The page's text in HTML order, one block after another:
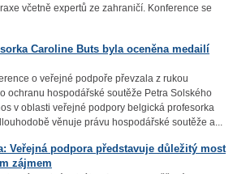
včetně expertů ze zahraničí. Konference se
Caroline Buts byla oceněna medailí
o veřejné podpoře převzala z rukou
ochranu hospodářské soutěže Petra Solského
v oblasti veřejné podpory belgická profesorka
věnuje právu hospodářské soutěže a...
Veřejná podpora představuje důležitý most
zájmem